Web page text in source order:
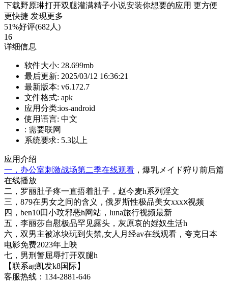
下载野原琳打开双腿灌满精子小说安装你想要的应用 更方便
更快捷 发现更多
51%好评(682人)
16
详细信息
软件大小: 28.699mb
最后更新: 2025/03/12 16:36:21
最新版本: v6.172.7
文件格式: apk
应用分类:ios-android
使用语言: 中文
: 需要联网
系统要求: 5.3以上
应用介绍
一，办公室刺激战场第二季在线观看 ，爆乳メイド狩り前后篇
在线播放
二，罗丽肚子疼一直捂着肚子，赵今麦h系列淫文
三，879在男女之间的含义，俄罗斯性极品美女xxxⅹ视频
四，ben10田小玟邪恶h网站，luna旅行视频最新
五，李丽莎自慰极品罕见露头，灰原哀的婬奴生活h
六，双男主被冰块玩到失禁,女人月经av在线观看，夸克日本
电影免费2023年上映
七，男刑警屈辱打开双腿h
【联系ag凯发k8国际】
客服热线：134-2881-646